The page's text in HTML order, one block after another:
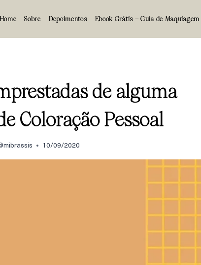
Home Sobre Depoimentos Ebook Grátis – Guia de Maquiagem
de alguma
Coloração Pessoal
10/09/2020